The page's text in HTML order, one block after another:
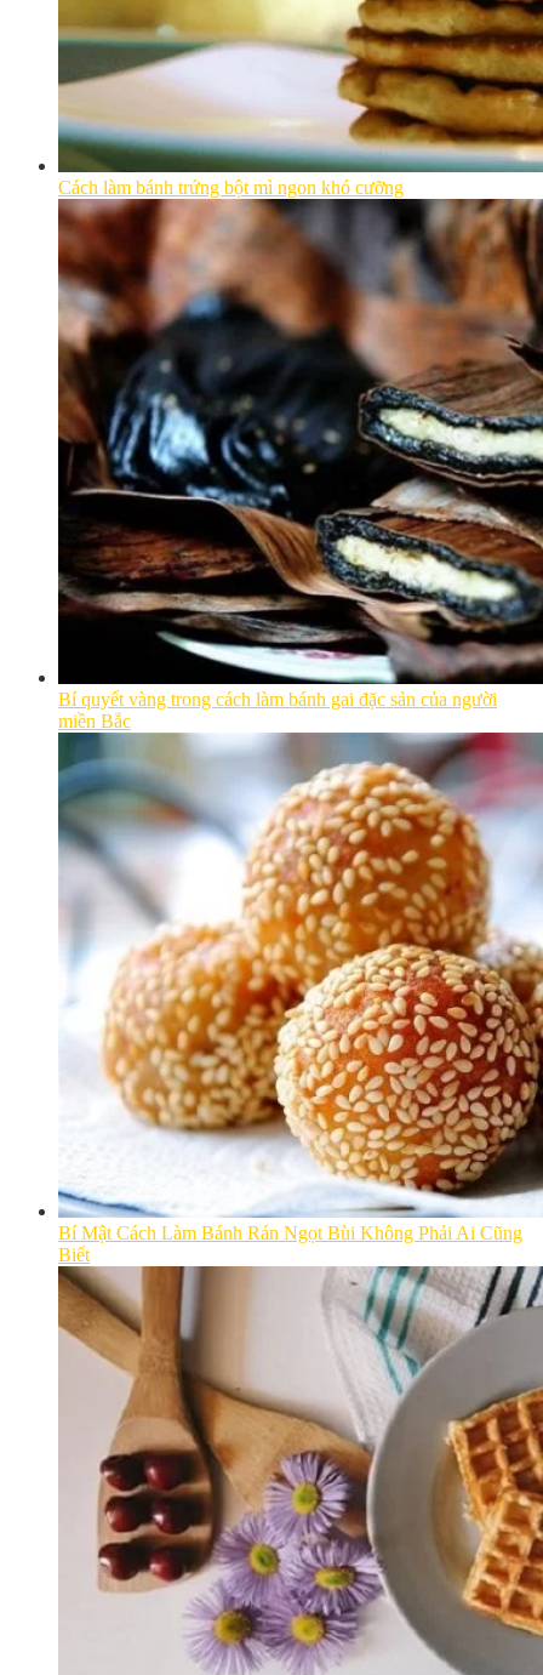
Cách làm bánh trứng bột mì ngon khó cưỡng
Bí quyết vàng trong cách làm bánh gai đặc sản của người
miền Bắc
Bí Mật Cách Làm Bánh Rán Ngọt Bùi Không Phải Ai Cũng
Biết